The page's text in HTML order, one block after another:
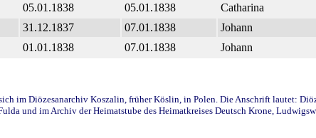
05.01.1838 05.01.1838 Catharina
31.12.1837 07.01.1838 Johann
01.01.1838 07.01.1838 Johann
im Diözesanarchiv Koszalin, früher Köslin, in Polen. Die Anschrift lautet:
und im Archiv der Heimatstube des Heimatkreises Deutsch Krone,